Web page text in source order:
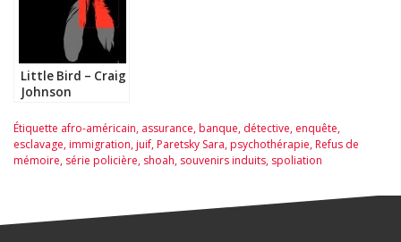
Little Bird – Craig
Johnson
Étiquette afro-américain, assurance,banque, détective, enquête,
esclavage,immigration,juif,Paretsky Sara,psychothérapie,Refus de
mémoire, série policière, shoah, souvenirs induits, spoliation